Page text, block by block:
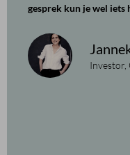
gesprek kun je wel iets
Investor,